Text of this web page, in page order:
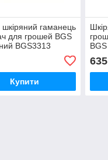
шкіряний гаманець
для грошей BGS
BGS3313
Купити
635